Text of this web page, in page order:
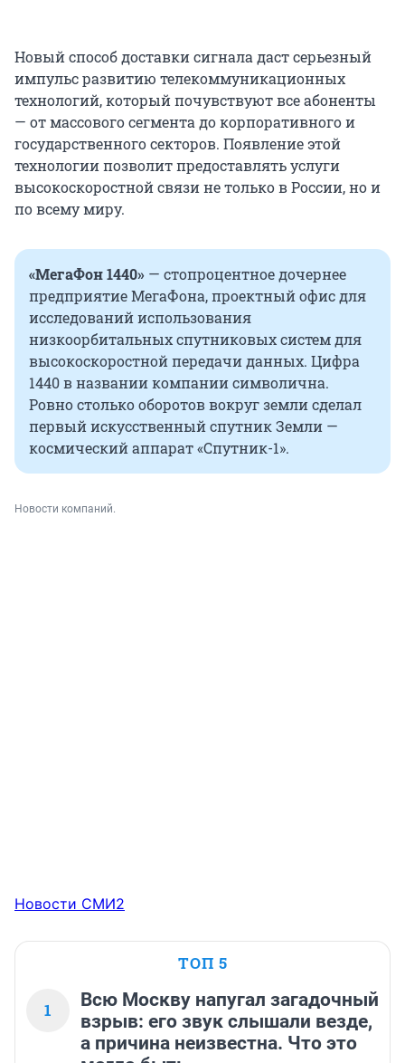
Новый способ доставки сигнала даст серьезный
импульс развитию телекоммуникационных
технологий, который почувствуют все абоненты
— от массового сегмента до корпоративного и
государственного секторов. Появление этой
технологии позволит предоставлять услуги
высокоскоростной связи не только в России, но и
по всему миру.
«МегаФон 1440» — стопроцентное дочернее
предприятие МегаФона, проектный офис для
исследований использования
низкоорбитальных спутниковых систем для
высокоскоростной передачи данных. Цифра
1440 в названии компании символична.
Ровно столько оборотов вокруг земли сделал
первый искусственный спутник Земли —
космический аппарат «Спутник-1».
Новости компаний.
Новости СМИ2
ТОП 5
1
Всю Москву напугал загадочный
взрыв: его звук слышали везде,
а причина неизвестна. Что это